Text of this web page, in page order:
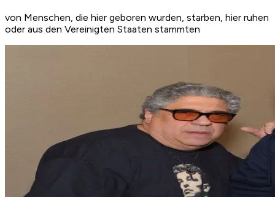
von Menschen, die hier geboren wurden, starben, hier ruhen
oder aus den Vereinigten Staaten stammten